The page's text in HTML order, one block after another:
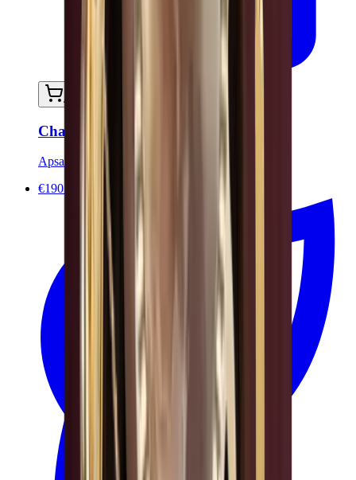
Ajouter au panier
Chaîne de corps HÉLIOS
Apsara Jewels
€190.00